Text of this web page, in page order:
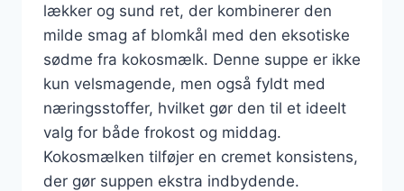
lækker og sund ret, der kombinerer den
milde smag af blomkål med den eksotiske
sødme fra kokosmælk. Denne suppe er ikke
kun velsmagende, men også fyldt med
næringsstoffer, hvilket gør den til et ideelt
valg for både frokost og middag.
Kokosmælken tilføjer en cremet konsistens,
der gør suppen ekstra indbydende.